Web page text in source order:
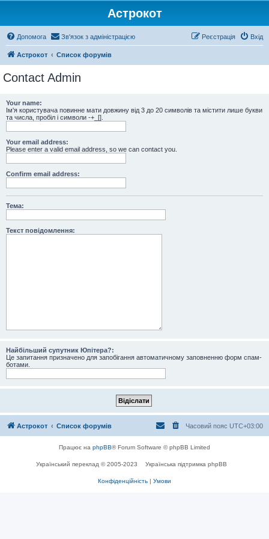
Астрокот
Допомога Зв'язок з адміністрацією Вхід
Реєстрація
Астрокот Список форумів
Contact Admin
Your name:
Ім'я користувача повинне мати довжину від 3 до 20 символів та містити лише букви
та числа, пробіл і символи -+_[].
Your email address:
Please enter a valid email address, so we can contact you.
Confirm email address:
Тема:
Текст повідомлення:
Найбільший супутник Юпітера?:
Це запитання призначено для запобігання автоматичному заповненню форм спам-
ботами.
Астрокот Список форумів Часовий пояс UTC+03:00
Працює на phpBB® Forum Software © phpBB Limited
Український переклад © 2005-2023 Українська підтримка phpBB
Конфіденційність | Умови